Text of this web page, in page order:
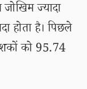
ज्यादा
होता है। पिछले
को 95.74